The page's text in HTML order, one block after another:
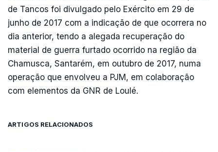
de Tancos foi divulgado pelo Exército em 29 de
junho de 2017 com a indicação de que ocorrera no
dia anterior, tendo a alegada recuperação do
material de guerra furtado ocorrido na região da
Chamusca, Santarém, em outubro de 2017, numa
operação que envolveu a PJM, em colaboração
com elementos da GNR de Loulé.
ARTIGOS RELACIONADOS